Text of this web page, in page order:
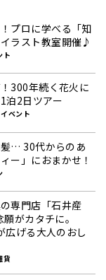
プロに学べる「知
ラスト教室開催♪
ト
300年続く花火に
泊2日ツアー
ベント
… 30代からのあ
ー」におまかせ！
専門店「石井産
がカタチに。
広げる大人のおし
貨